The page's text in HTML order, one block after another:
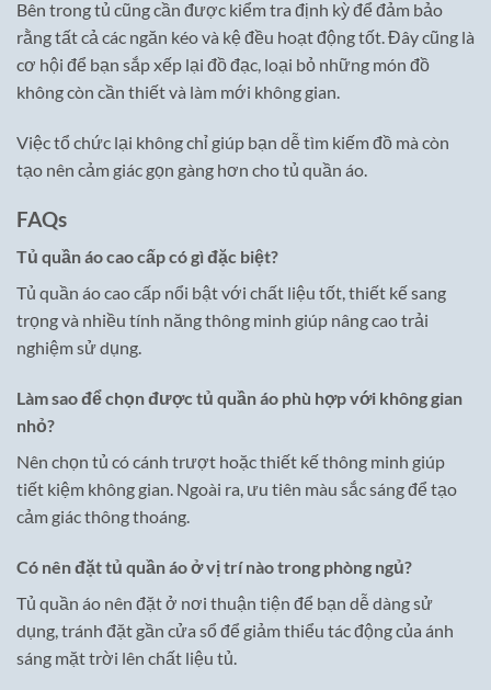
Bên trong tủ cũng cần được kiểm tra định kỳ để đảm bảo
rằng tất cả các ngăn kéo và kệ đều hoạt động tốt. Đây cũng là
cơ hội để bạn sắp xếp lại đồ đạc, loại bỏ những món đồ
không còn cần thiết và làm mới không gian.
Việc tổ chức lại không chỉ giúp bạn dễ tìm kiếm đồ mà còn
tạo nên cảm giác gọn gàng hơn cho tủ quần áo.
FAQs
Tủ quần áo cao cấp có gì đặc biệt?
Tủ quần áo cao cấp nổi bật với chất liệu tốt, thiết kế sang
trọng và nhiều tính năng thông minh giúp nâng cao trải
nghiệm sử dụng.
Làm sao để chọn được tủ quần áo phù hợp với không gian
nhỏ?
Nên chọn tủ có cánh trượt hoặc thiết kế thông minh giúp
tiết kiệm không gian. Ngoài ra, ưu tiên màu sắc sáng để tạo
cảm giác thông thoáng.
Có nên đặt tủ quần áo ở vị trí nào trong phòng ngủ?
Tủ quần áo nên đặt ở nơi thuận tiện để bạn dễ dàng sử
dụng, tránh đặt gần cửa sổ để giảm thiểu tác động của ánh
sáng mặt trời lên chất liệu tủ.